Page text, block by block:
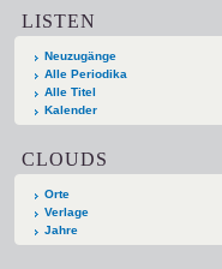
LISTEN
Neuzugänge
Alle Periodika
Alle Titel
Kalender
CLOUDS
Orte
Verlage
Jahre